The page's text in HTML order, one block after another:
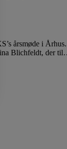
årsmøde i
Blichfeldt, der